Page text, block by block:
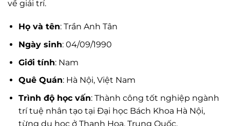
về giải trí.
Họ và tên: Trần Anh Tân
Ngày sinh: 04/09/1990
Giới tính: Nam
Quê Quán: Hà Nội, Việt Nam
Trình độ học vấn: Thành công tốt nghiệp ngành
trí tuệ nhân tạo tại Đại học Bách Khoa Hà Nội,
từng du học ở Thanh Hoa, Trung Quốc.